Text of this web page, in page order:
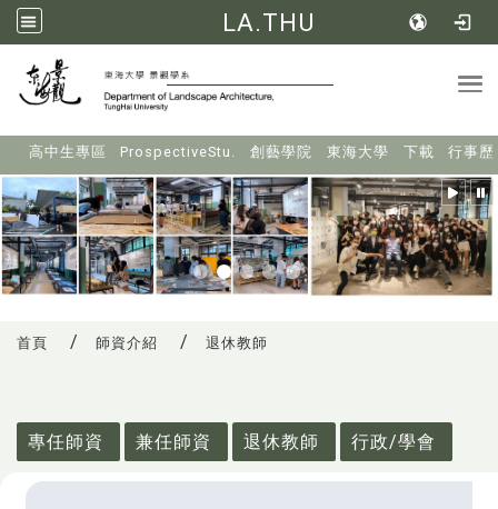
LA.THU
高中生專區 ProspectiveStu. 創藝學院 東海大學 下載 行事歷
首頁 師資介紹 退休教師
專任師資
兼任師資 退休教師 行政/學會